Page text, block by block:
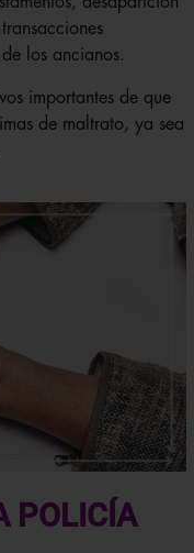
los ancianos.
importantes de que
de maltrato, ya sea
POLICÍA